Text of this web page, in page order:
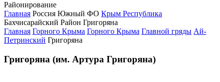
Районирование
Главная Россия Южный ФО Крым Республика
Бахчисарайский Район Григоряна
Главная Горного Крыма Горного Крыма Главной гряды Ай-
Петринский Григоряна
Григоряна (им. Артура Григоряна)